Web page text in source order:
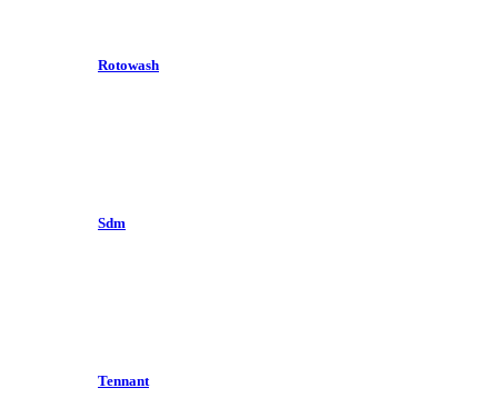
Rotowash
Sdm
Tennant